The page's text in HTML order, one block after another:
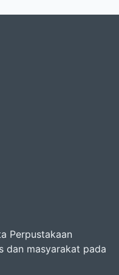
Perpustakaan
dan masyarakat pada